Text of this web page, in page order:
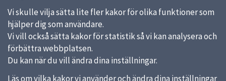
Vi skulle vilja sätta lite fler kakor för olika funktioner som
hjälper dig som användare.
Vi vill också sätta kakor för statistik så vi kan analysera och
förbättra webbplatsen.
Du kan när du vill ändra dina inställningar.
Läs om vilka kakor vi använder och ändra dina inställningar
Jobba hos oss
Snabblänkar
Uppsala kommun
Skolverket